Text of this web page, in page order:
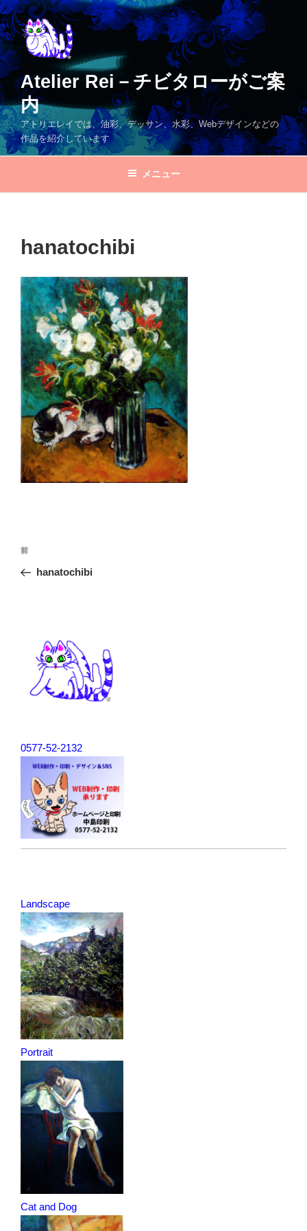
コ
ン
テ
ン
ツ
へ
ス
キ
ッ
プ
Atelier Rei－チビタローがご案
内
アトリエレイでは、油彩、デッサン、水彩、Webデザインなどの
作品を紹介しています
メニュー
hanatochibi
稿
ナ
前
の
前
hanatochibi
0577-52-2132
Landscape
Portrait
Cat and Dog